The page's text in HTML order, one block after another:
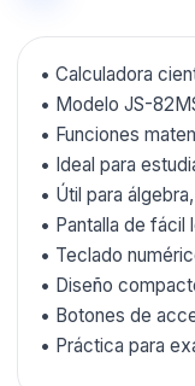
• Calculadora
• Modelo JS-
• Funciones
• Ideal para
• Útil para
• Pantalla de fácil
• Teclado
• Diseño
• Botones de
• Práctica para